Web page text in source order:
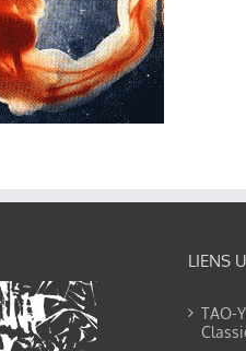
LIENS
TAO-